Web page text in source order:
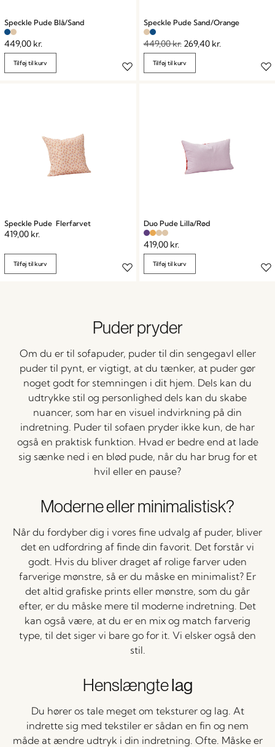
Speckle Pude Blå/Sand
449,00 kr.
Tilføj til kurv
Speckle Pude Sand/Orange
449,00kr. 269,40 kr.
Tilføj til kurv
Speckle Pude Flerfarvet
419,00 kr.
Tilføj til kurv
Duo Pude Lilla/Rød
419,00 kr.
Tilføj til kurv
Puder pryder
Om du er til sofapuder, puder til din sengegavl eller
puder til pynt, er vigtigt, at du tænker, at puder gør
noget godt for stemningen i dit hjem. Dels kan du
udtrykke stil og personlighed dels kan du skabe
nuancer, som har en visuel indvirkning på din
indretning. Puder til sofaen pryder ikke kun, de har
også en praktisk funktion. Hvad er bedre end at lade
sig sænke ned i en blød pude, når du har brug for et
hvil eller en pause?
Moderne eller minimalistisk?
Når du fordyber dig i vores fine udvalg af puder, bliver
det en udfordring af finde din favorit. Det forstår vi
godt. Hvis du bliver draget af rolige farver uden
farverige mønstre, så er du måske en minimalist? Er
det altid grafiske prints eller mønstre, som du går
efter, er du måske mere til moderne indretning. Det
kan også være, at du er en mix og match farverig
type, til det siger vi bare go for it. Vi elsker også den
stil.
Henslængtelag
Du hører os tale meget om teksturer og lag. At
indrette sig med tekstiler er sådan en fin og nem
måde at ændre udtryk i din indretning. Ofte. Måske er